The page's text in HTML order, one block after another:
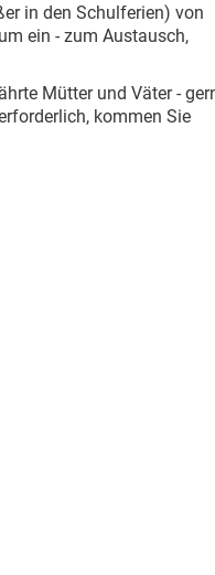
in den Schulferien) von
ein - zum Austausch,
Mütter und Väter -
kommen Sie